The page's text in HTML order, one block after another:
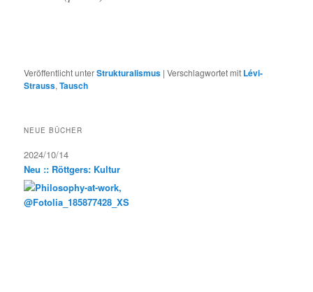
Veröffentlicht unterStrukturalismus |Verschlagwortet mit Lévi-
Strauss,Tausch
NEUE BÜCHER
2024/10/14
Neu :: Röttgers: Kultur